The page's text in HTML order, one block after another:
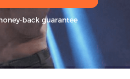
back guarantee